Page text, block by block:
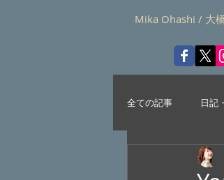
Mika Ohashi / 大
全ての記事 日記